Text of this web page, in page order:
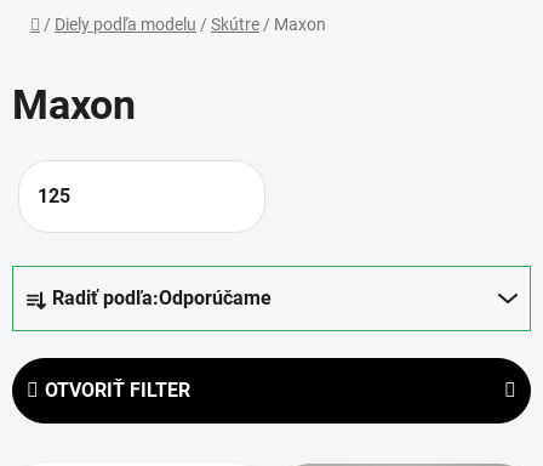
Domov
/ Diely podľa modelu / Skútre / Maxon
Maxon
125
e
n
Radiť podľa:Odporúčame
OTVORIŤ FILTER